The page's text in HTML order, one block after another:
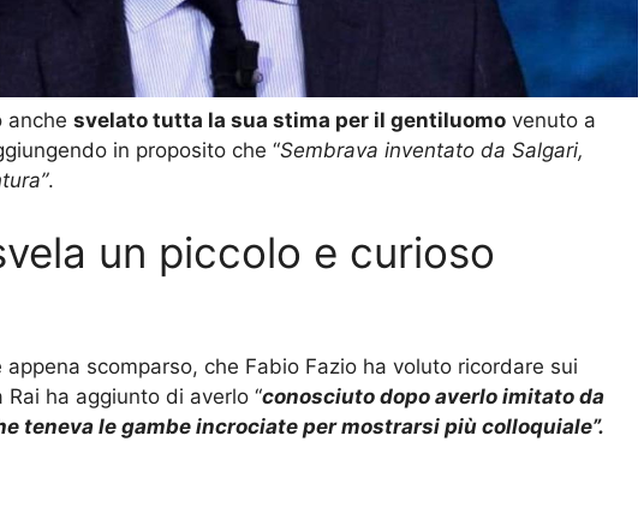
anche svelato tutta la sua stima per il gentiluomo venuto a
in proposito che “Sembrava inventato da Salgari,
.
un piccolo e curioso
scomparso, che Fabio Fazio ha voluto ricordare sui
ha aggiunto di averlo “conosciuto dopo averlo imitato da
teneva le gambe incrociate per mostrarsi più colloquiale”.